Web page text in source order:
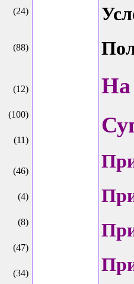
(24)
(88)
(12)
(100)
(11)
(46)
(4)
(8)
(47)
(34)
На